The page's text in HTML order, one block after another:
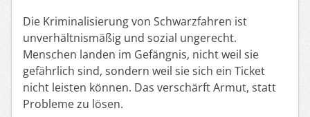
Die Kriminalisierung von Schwarzfahren ist
unverhältnismäßig und sozial ungerecht.
Menschen landen im Gefängnis, nicht weil sie
gefährlich sind, sondern weil sie sich ein Ticket
nicht leisten können. Das verschärft Armut, statt
Probleme zu lösen.